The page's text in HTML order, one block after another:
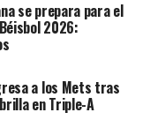
se prepara para el
2026:
a los Mets tras
en Triple-A